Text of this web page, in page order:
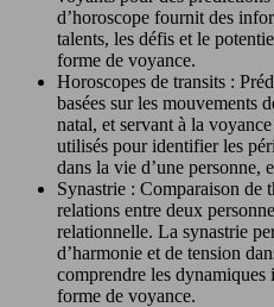
d’horoscope fournit des
talents, les défis et le
forme de voyance.
Horoscopes de transits :
basées sur les mouvements
natal, et servant à la
utilisés pour identifier les
dans la vie d’une personne,
Synastrie : Comparaison de
relations entre deux
relationnelle. La synastrie
d’harmonie et de tension
comprendre les dynamiques
forme de voyance.